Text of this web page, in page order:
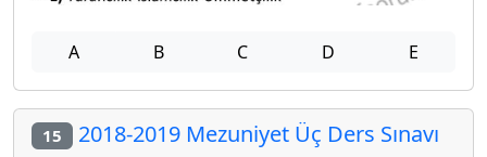
A B C D E
15 2018-2019 Mezuniyet Üç Ders Sınavı